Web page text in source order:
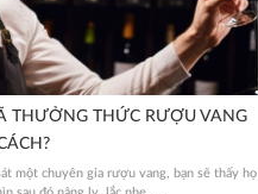
THƯỞNG THỨC RƯỢU VANG
một chuyên gia rượu vang, bạn sẽ thấy họ